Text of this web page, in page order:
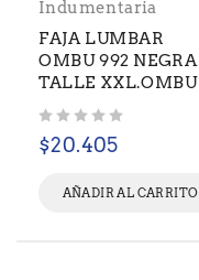
Indumentaria
FAJA LUMBAR
OMBU 992 NEGRA
TALLE XXL.OMBU
$20.405
AÑADIR AL CARRITO